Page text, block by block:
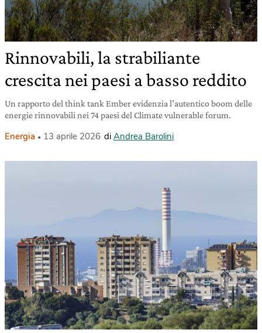
Rinnovabili, la strabiliante
crescita nei paesi a basso reddito
Un rapporto del think tank Ember evidenzia l’autentico boom delle
energie rinnovabili nei 74 paesi del Climate vulnerable forum.
Energia 13 aprile 2026 di Andrea Barolini